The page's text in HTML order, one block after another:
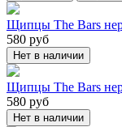
Щипцы The Bars
580 руб
Нет в наличии
Щипцы The Bars
580 руб
Нет в наличии